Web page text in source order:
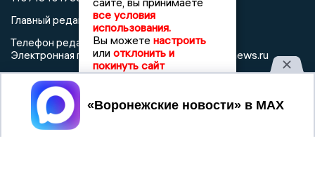
Главный редактор: Пирогов А.А.
Телефон редакции: +7 (473) 262 77 92
Электронная почта редакции:info@voronezhnews.ru
Регистрационный номер: серия Эл № ФС 77 - 75880 от 13
июня 2019г. согласно выписке из реестра
зарегистрированных средств массовой информации
выдана Федеральной службой по надзору в сфере связи,
информационных технологий и массовых коммуникаций
все условия
использования.
Вы можете настроить
или отклонить и
покинуть сайт
Принять